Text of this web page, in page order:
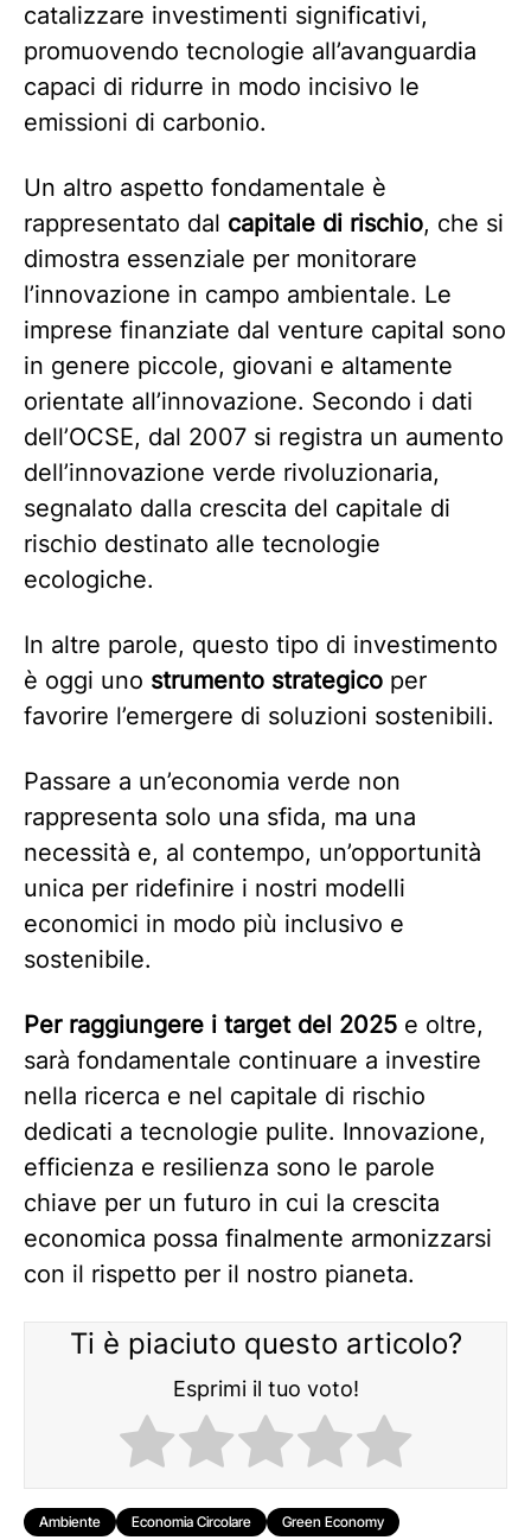
catalizzare investimenti significativi,
promuovendo tecnologie all’avanguardia
capaci di ridurre in modo incisivo le
emissioni di carbonio.
Un altro aspetto fondamentale è
rappresentato dal capitale di rischio, che si
dimostra essenziale per monitorare
l’innovazione in campo ambientale. Le
imprese finanziate dal venture capital sono
in genere piccole, giovani e altamente
orientate all’innovazione. Secondo i dati
dell’OCSE, dal 2007 si registra un aumento
dell’innovazione verde rivoluzionaria,
segnalato dalla crescita del capitale di
rischio destinato alle tecnologie
ecologiche.
In altre parole, questo tipo di investimento
è oggi uno strumento strategico per
favorire l’emergere di soluzioni sostenibili.
Passare a un’economia verde non
rappresenta solo una sfida, ma una
necessità e, al contempo, un’opportunità
unica per ridefinire i nostri modelli
economici in modo più inclusivo e
sostenibile.
Per raggiungere i target del 2025 e oltre,
sarà fondamentale continuare a investire
nella ricerca e nel capitale di rischio
dedicati a tecnologie pulite. Innovazione,
efficienza e resilienza sono le parole
chiave per un futuro in cui la crescita
economica possa finalmente armonizzarsi
con il rispetto per il nostro pianeta.
Ti è piaciuto questo articolo?
Esprimi il tuo voto!
Ambiente Economia Circolare Green Economy